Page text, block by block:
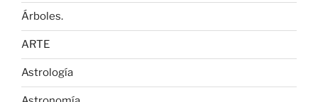
Árboles.
ARTE
Astrología